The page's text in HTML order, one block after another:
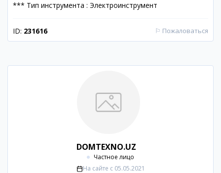
*** Тип инструмента : Электроинструмент
ID: 231616 ⚐ Пожаловаться
DOMTEXNO.UZ
Частное лицо
На сайте с 05.05.2021